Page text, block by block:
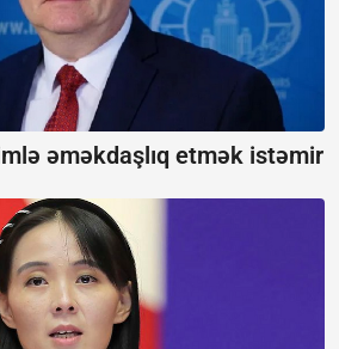
əməkdaşlıq etmək istəmir